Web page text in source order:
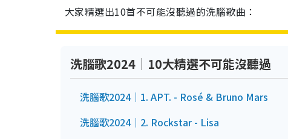
大家精選出10首不可能沒聽過的洗腦歌曲：
洗腦歌2024｜10大精選不可能沒聽過
洗腦歌2024｜1. APT. - Rosé & Bruno Mars
洗腦歌2024｜2. Rockstar - Lisa